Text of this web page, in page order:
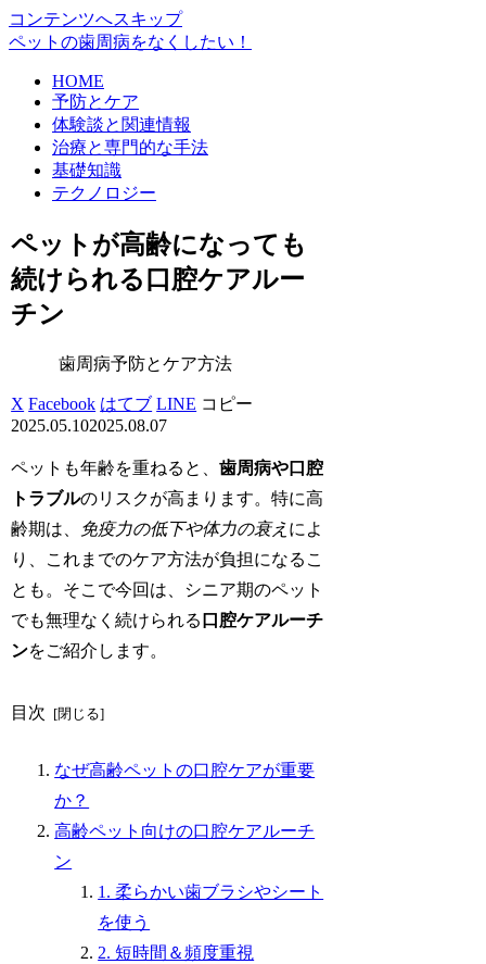
コンテンツへスキップ
ペットの歯周病をなくしたい！
HOME
予防とケア
体験談と関連情報
治療と専門的な手法
基礎知識
テクノロジー
ペットが高齢になっても
続けられる口腔ケアルー
チン
歯周病予防とケア方法
X Facebook はてブ LINE コピー
2025.05.102025.08.07
ペットも年齢を重ねると、歯周病や口腔
トラブルのリスクが高まります。特に高
齢期は、
免疫力の低下や体力の衰えによ
り、これまでのケア方法が負担になるこ
とも。そこで今回は、シニア期のペット
でも無理なく続けられる 口腔ケアルーチ
ンをご紹介します。
目次
なぜ高齢ペットの口腔ケアが重要
か？
高齢ペット向けの口腔ケアルーチ
ン
1. 柔らかい歯ブラシやシート
を使う
2. 短時間＆頻度重視